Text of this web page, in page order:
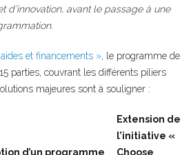
d’innovation, avant le passage à une
et financements », le programme de
parties, couvrant les différents piliers
majeures sont à souligner :
d’un programme
Extension de
l’initiative «
Choose